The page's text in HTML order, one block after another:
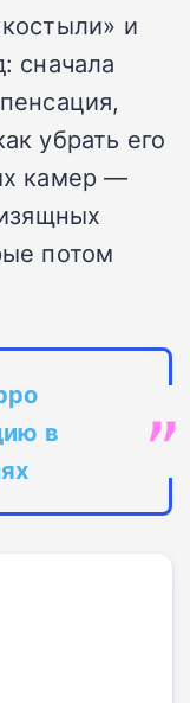
и
сначала
убрать его
камер —
потом
в